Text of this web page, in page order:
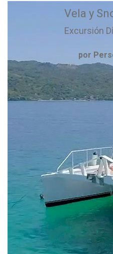
Vela y
Excursión
por